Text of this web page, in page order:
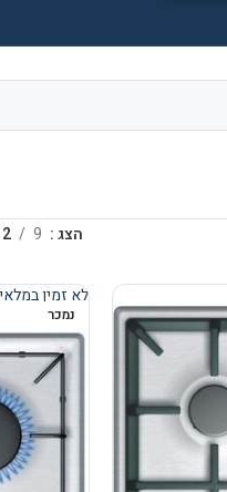
הצג 9
נמכר
לא זמין